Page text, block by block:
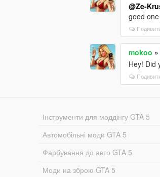
@Ze-
good
mokoo »
Hey! Did
Інструменти для моддінгу GTA 5
Автомобільні моди GTA 5
Фарбування до авто GTA 5
Моди на зброю GTA 5